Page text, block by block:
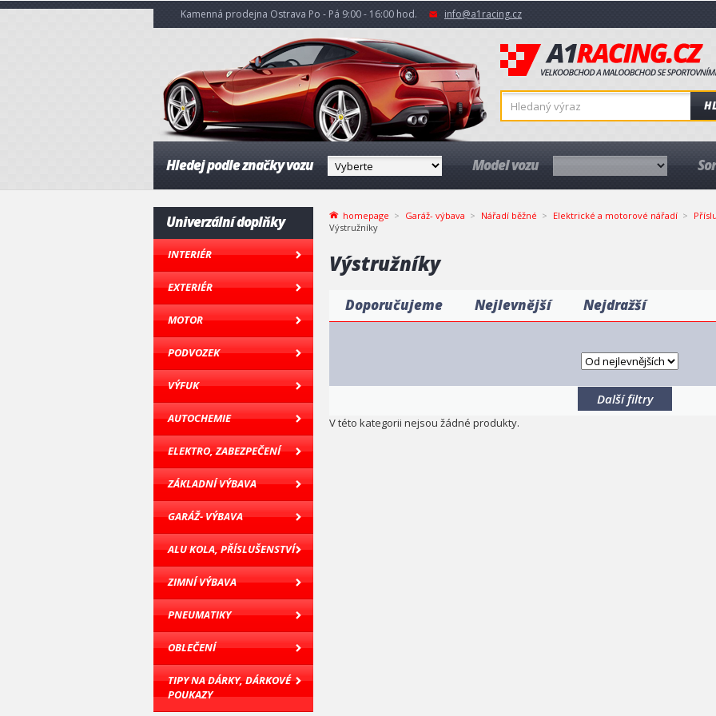
Kamenná prodejna Ostrava Po - Pá 9:00 - 16:00 hod. info@a1racing.cz
Hledej podle značky vozu Model vozu
Univerzální doplňky
INTERIÉR
EXTERIÉR
MOTOR
PODVOZEK
VÝFUK
AUTOCHEMIE
ELEKTRO, ZABEZPEČENÍ
ZÁKLADNÍ VÝBAVA
GARÁŽ- VÝBAVA
ALU KOLA, PŘÍSLUŠENSTVÍ
ZIMNÍ VÝBAVA
PNEUMATIKY
OBLEČENÍ
TIPY NA DÁRKY, DÁRKOVÉ
POUKAZY
homepage Garáž- výbava Nářadí běžné Elektrické a motorové nářadí
Výstružníky
Výstružníky
Doporučujeme Nejlevnější Nejdražší
Další filtry
V této kategorii nejsou žádné produkty.